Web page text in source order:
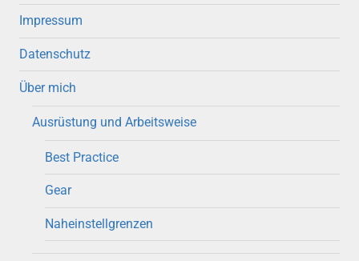
Impressum
Datenschutz
Über mich
Ausrüstung und Arbeitsweise
Best Practice
Gear
Naheinstellgrenzen